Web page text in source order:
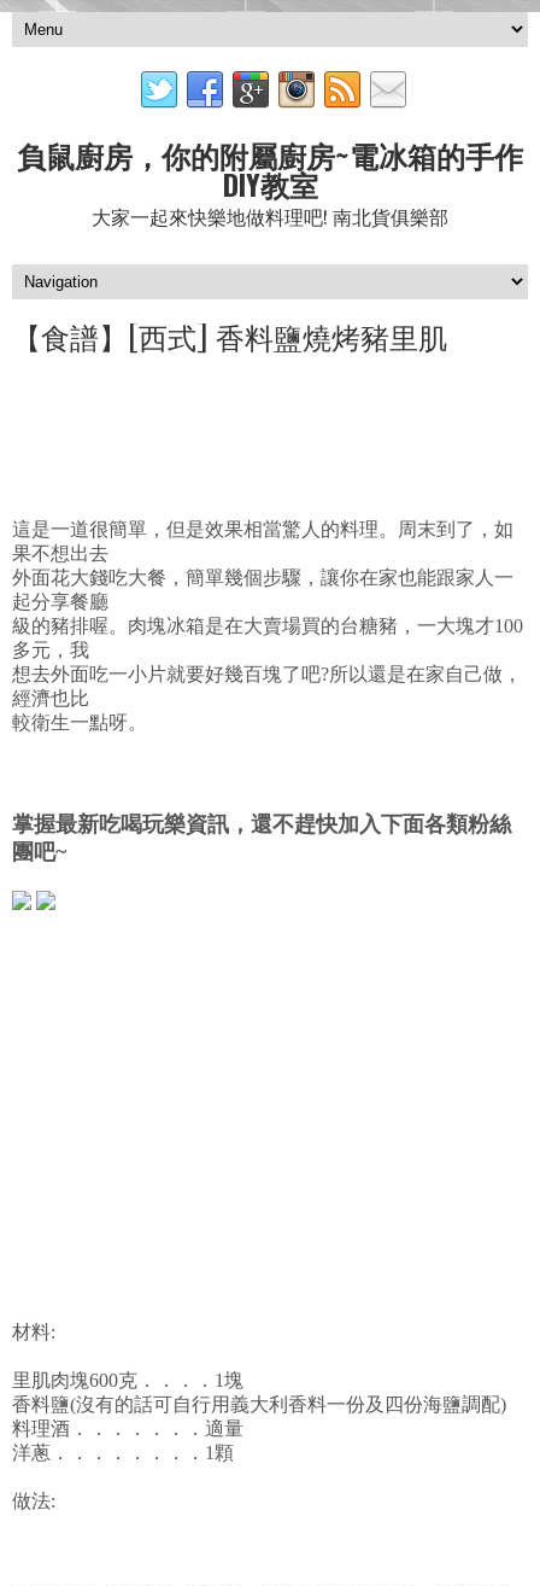
負鼠廚房，你的附屬廚房~電冰箱的手作
DIY教室
大家一起來快樂地做料理吧! 南北貨俱樂部
【食譜】[西式] 香料鹽燒烤豬里肌
這是一道很簡單，但是效果相當驚人的料理。周末到了，如
果不想出去
外面花大錢吃大餐，簡單幾個步驟，讓你在家也能跟家人一
起分享餐廳
級的豬排喔。肉塊冰箱是在大賣場買的台糖豬，一大塊才100
多元，我
想去外面吃一小片就要好幾百塊了吧?所以還是在家自己做，
經濟也比
較衛生一點呀。
掌握最新吃喝玩樂資訊，還不趕快加入下面各類粉絲
團吧~
材料:
里肌肉塊600克．．．．1塊
香料鹽(沒有的話可自行用義大利香料一份及四份海鹽調配)
料理酒．．．．．．．適量
洋蔥．．．．．．．．1顆
做法: